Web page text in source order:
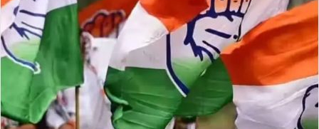
i